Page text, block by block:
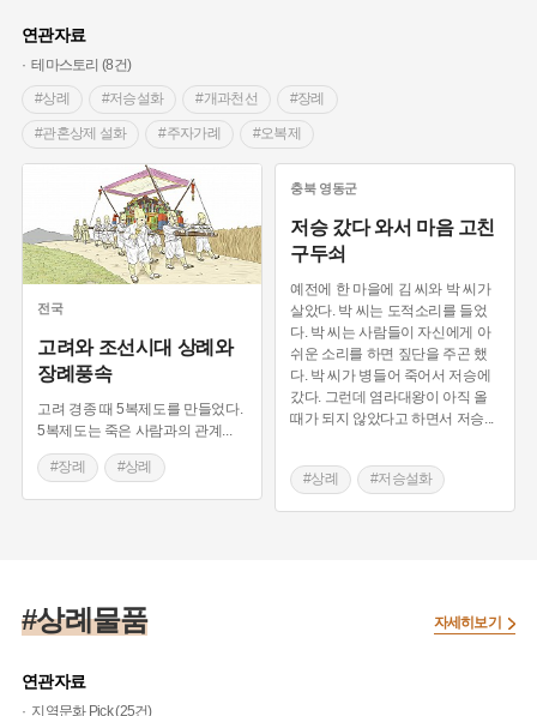
#성곽
#설화 #조선 시대 사회
#온라인 생활사박물관 #3.1운동 #원호원두표묘역
#여성독립운동가 #지역의 오래된 가게
#임시의정원 #김마리아 #고구마 #어린이역사콘텐츠
#여성 독립운동가 #경기도설화
#단지 #내성 #28독립선언 #지명유래 #강동구
#용인의 전설 #끈기 #제주도설화 #전설
#강진 #먼우금 #지명 #풍속
#바위설화 #왕건 #공예품 #강서구 #전라남도 지명유래
#상서리 오재호 #용인
연관자료
테마스토리 (8건)
#상례
#저승설화 #개과천선 #장례
#관혼상제 설화 #주자가례 #오복제
#곡성 안들은 상복 #시묘살이 관습
#관혼상제 풍습 #입관
#쐐기 #상여 #사망신고 #전통 장례식
#혼례 #관례
전국
고려와 조선시대 상례와
장례풍속
고려 경종 때 5복제도를 만들었다.
5복제도는 죽은 사람과의 관계
#장례 #상례
#주자가례 #오복제
충북 영동군
저승 갔다 와서 마음 고친
구두쇠
예전에 한 마을에 김 씨와 박 씨가
살았다. 박 씨는 도적소리를 들었
다. 박 씨는 사람들이 자신에게 아
쉬운 소리를 하면 짚단을 주곤 했
다. 박 씨가 병들어 죽어서 저승에
갔다. 그런데 염라대왕이 아직 올
때가 되지 않았다고 하면서 저승
#상례 #저승설화
#개과천선
#상례물품
연관자료
지역문화 Pick (25건)
자세히보기